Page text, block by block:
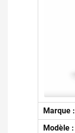
Marque :
Modèle :